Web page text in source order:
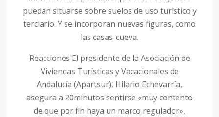
puedan situarse sobre suelos de uso turístico y
terciario. Y se incorporan nuevas figuras, como
las casas-cueva.
Reacciones El presidente de la Asociación de
Viviendas Turísticas y Vacacionales de
Andalucía (Apartsur), Hilario Echevarría,
asegura a 20minutos sentirse «muy contento
de que por fin haya un marco regulador»,